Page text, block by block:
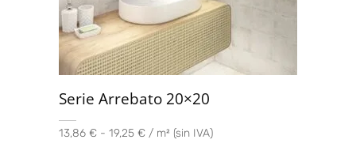
Serie Arrebato 20×20
13,86 € - 19,25 € / m² (sin IVA)